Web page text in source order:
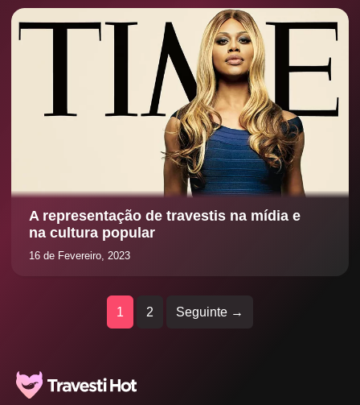
A representação de travestis na mídia e
na cultura popular
16 de Fevereiro, 2023
1 2 Seguinte →